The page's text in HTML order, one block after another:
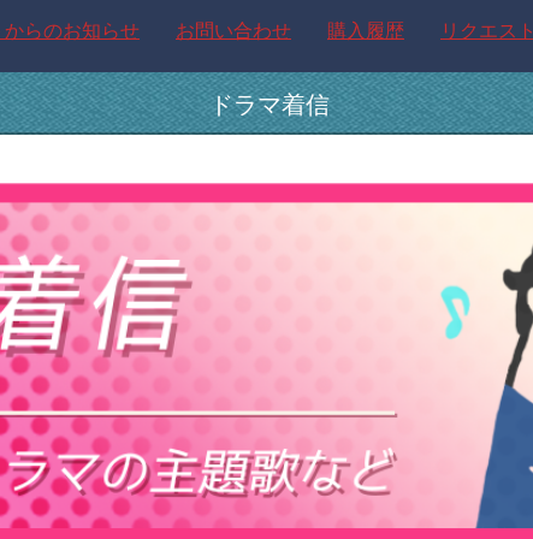
らのお知らせ お問い合わせ 購入履歴 リクエスト
ドラマ着信